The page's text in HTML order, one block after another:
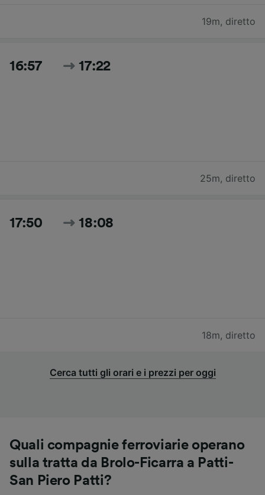
19m, diretto
16:57 17:22
25m, diretto
17:50 18:08
18m, diretto
Cerca tutti gli orari e i prezzi per oggi
Quali compagnie ferroviarie operano
sulla tratta da Brolo-Ficarra a Patti-
San Piero Patti?